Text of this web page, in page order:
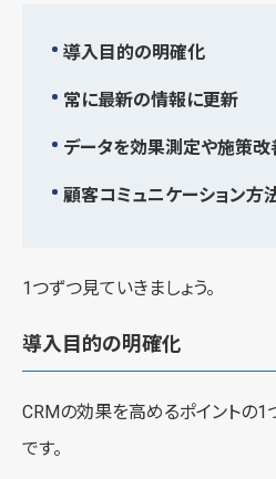
導入目的の明確化
常に最新の情報に更新
データを効果測定や施策改
顧客コミュニケーション方
1つずつ見ていきましょう。
導入目的の明確化
CRMの効果を高めるポイントの
です。